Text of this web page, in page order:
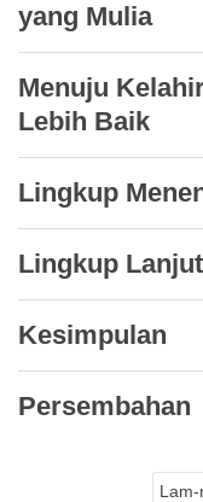
yang Mulia
Menuju
Lebih Baik
Lingkup
Lingkup Lanjut
Kesimpulan
Persembahan
Lam-